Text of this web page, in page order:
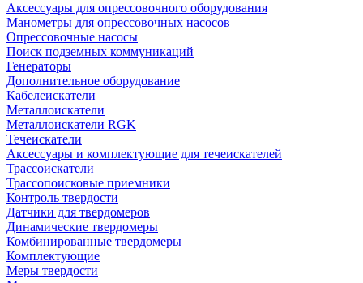
Аксессуары для опрессовочного оборудования
Манометры для опрессовочных насосов
Опрессовочные насосы
Поиск подземных коммуникаций
Генераторы
Дополнительное оборудование
Кабелеискатели
Металлоискатели
Металлоискатели RGK
Течеискатели
Аксессуары и комплектующие для течеискателей
Трассоискатели
Трассопоисковые приемники
Контроль твердости
Датчики для твердомеров
Динамические твердомеры
Комбинированные твердомеры
Комплектующие
Меры твердости